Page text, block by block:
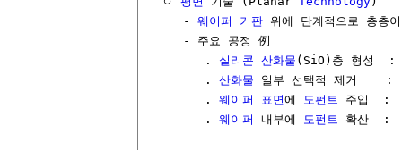
     -
웨이퍼 기판 위에 단계적으로 층층
     - 주요 공정 例
        .
실리콘 산화물 (SiO)층 형성
        .
산화물 일부 선택적 제거
        .
웨이퍼 표면에 도펀트
주입
        .
웨이퍼 내부에 도펀트 확산